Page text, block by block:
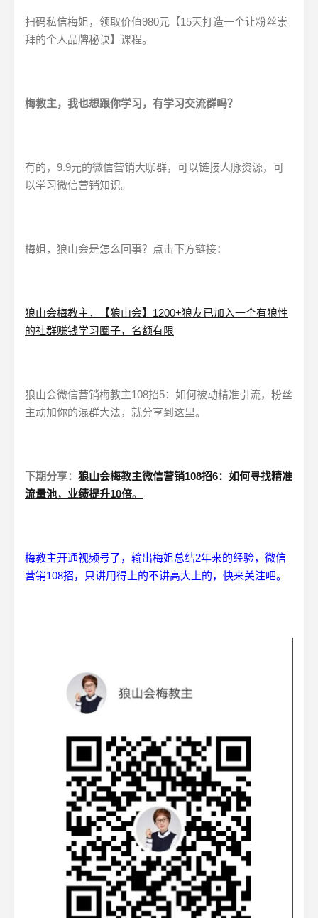
扫码私信梅姐，领取价值980元【15天打造一个让粉丝崇
拜的个人品牌秘诀】课程。
梅教主，我也想跟你学习，有学习交流群吗？
有的，9.9元的微信营销大咖群，可以链接人脉资源，可
以学习微信营销知识。
梅姐，狼山会是怎么回事？点击下方链接：
狼山会梅教主，【狼山会】1200+狼友已加入一个有狼性
的社群赚钱学习圈子，名额有限
狼山会微信营销梅教主108招5：如何被动精准引流，粉丝
主动加你的混群大法，就分享到这里。
下期分享： 狼山会梅教主微信营销108招6：如何寻找精准
流量池，业绩提升10倍。
梅教主开通视频号了，输出梅姐总结2年来的经验，微信
营销108招，只讲用得上的不讲高大上的，快来关注吧。